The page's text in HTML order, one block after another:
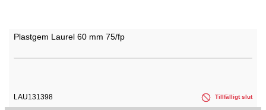
Plastgem Laurel 60 mm 75/fp
LAU131398 Tillfälligt slut